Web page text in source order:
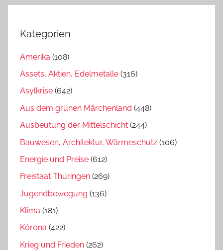
Kategorien
Amerika (108)
Assets, Aktien, Edelmetalle (316)
Asylkrise (642)
Aus dem grünen Märchenland (448)
Ausbeutung der Mittelschicht (244)
Bauwesen, Architektur, Wärmeschutz (106)
Energie und Preise (612)
Freistaat Thüringen (269)
Jugendbewegung (136)
Klima (181)
Kórona (422)
Krieg und Frieden (262)